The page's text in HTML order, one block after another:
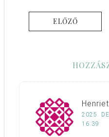
ELŐZŐ
2025.
16:39